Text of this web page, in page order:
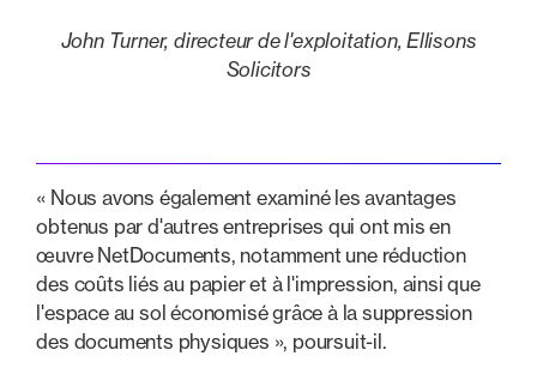
John Turner, directeur de l'exploitation, Ellisons
Solicitors
« Nous avons également examiné les avantages
obtenus par d'autres entreprises qui ont mis en
œuvre NetDocuments, notamment une réduction
des coûts liés au papier et à l'impression, ainsi que
l'espace au sol économisé grâce à la suppression
des documents physiques », poursuit-il.